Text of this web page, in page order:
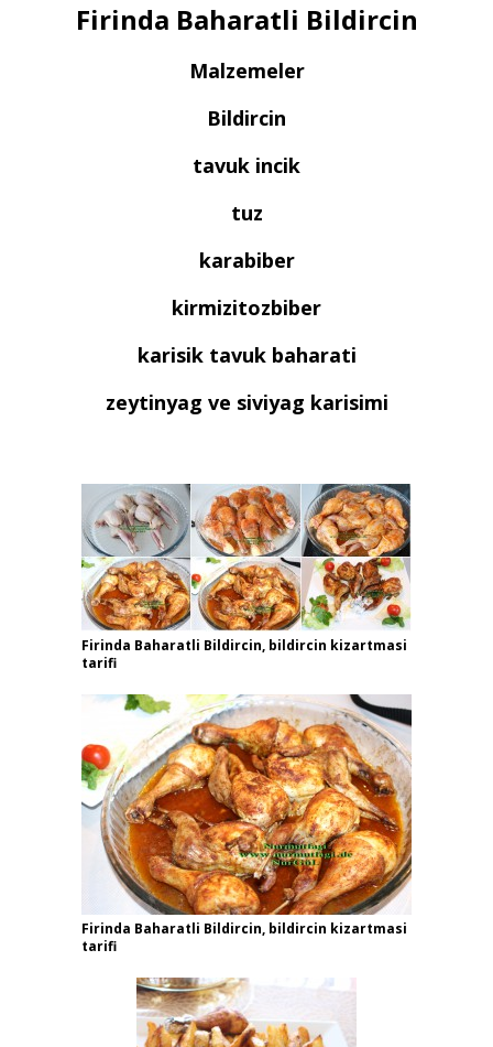
Firinda Baharatli Bildircin
Malzemeler
Bildircin
tavuk incik
tuz
karabiber
kirmizitozbiber
karisik tavuk baharati
zeytinyag ve siviyag karisimi
Firinda Baharatli Bildircin, bildircin kizartmasi
tarifi
Firinda Baharatli Bildircin, bildircin kizartmasi
tarifi